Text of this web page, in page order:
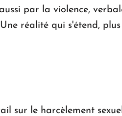
par la violence,
réalité qui s'étend,
sur le harcèlement